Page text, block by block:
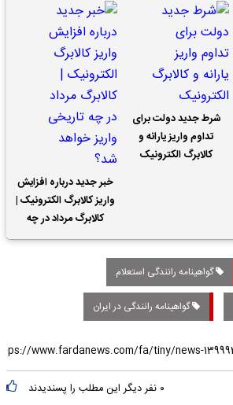
شرط جدید دولت برای
تداوم واریز یارانه و
کالابرگ الکترونیک
خبر جدید درباره افزایش
واریز کالابرگ الکترونیک |
کالابرگ مرداد در چه
تاریخی واریز خواهد شد؟
گواهینامه رانندگی استعلام
گواهینامه رانندگی در ایران
۰ نفر دیگر این مطلب را پسندیدند